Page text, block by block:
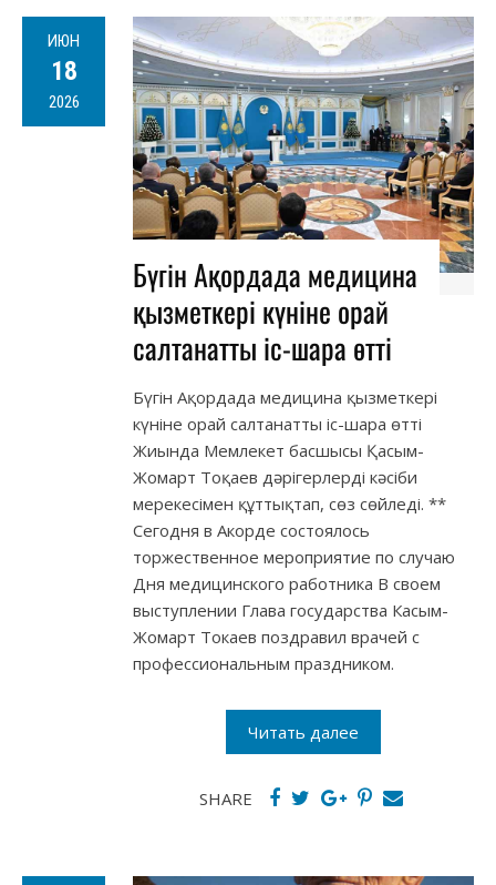
ИЮН
18
2026
Бүгін Ақордада медицина
қызметкері күніне орай
салтанатты іс-шара өтті
Бүгін Ақордада медицина қызметкері
күніне орай салтанатты іс-шара өтті
Жиында Мемлекет басшысы Қасым-
Жомарт Тоқаев дәрігерлерді кәсіби
мерекесімен құттықтап, сөз сөйледі. **
Сегодня в Акорде состоялось
торжественное мероприятие по случаю
Дня медицинского работника В своем
выступлении Глава государства Касым-
Жомарт Токаев поздравил врачей с
профессиональным праздником.
Читать далее
SHARE